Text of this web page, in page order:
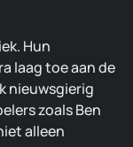
Hun
laag toe aan de
nieuwsgierig
zoals Ben
alleen